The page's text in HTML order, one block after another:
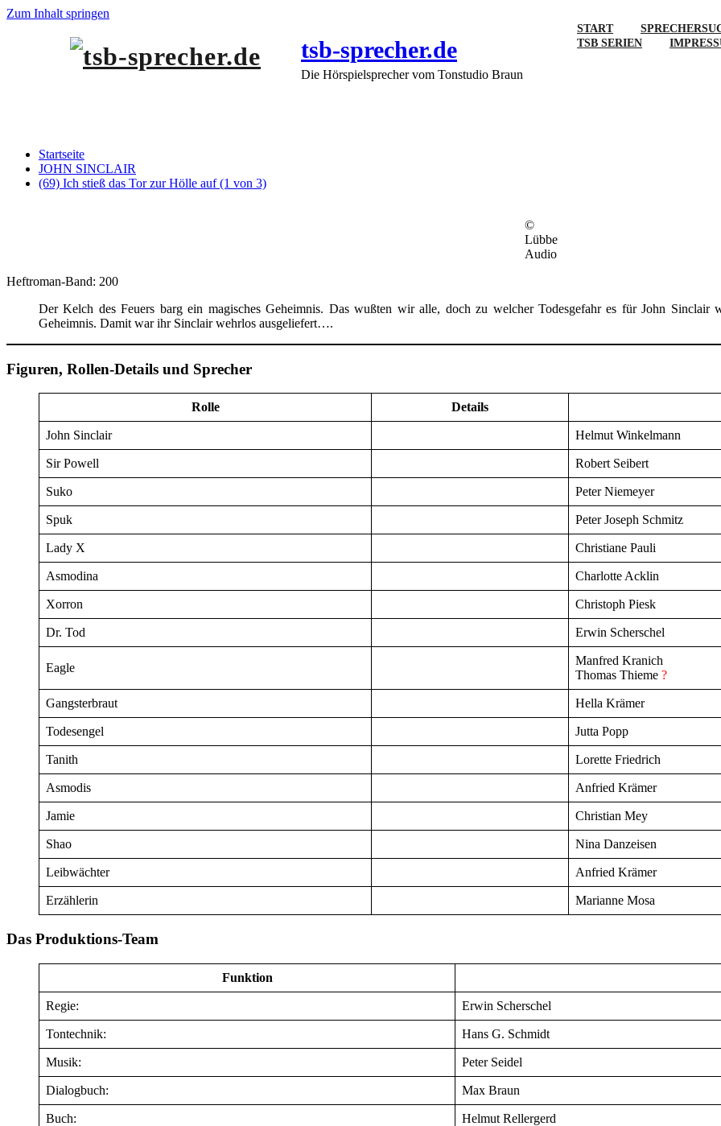
Zum Inhalt springen
tsb-sprecher.de
Die Hörspielsprecher vom Tonstudio Braun
START
TSB SERIEN
Startseite
JOHN SINCLAIR
(69) Ich stieß das Tor zur Hölle auf (1 von 3)
©
Lübbe
Audio
Heftroman-Band: 200
Der Kelch des Feuers barg ein magisches Geheimnis. Das wußten wir alle, doch zu welcher Todesgefahr es für John
Geheimnis. Damit war ihr Sinclair wehrlos ausgeliefert….
Figuren, Rollen-Details und Sprecher
Rolle Details
John Sinclair Helmut Winkelmann
Sir Powell Robert Seibert
Suko Peter Niemeyer
Spuk Peter Joseph Schmitz
Lady X Christiane Pauli
Asmodina Charlotte Acklin
Xorron Christoph Piesk
Dr. Tod Erwin Scherschel
Eagle
Manfred Kranich
Thomas Thieme ?
Gangsterbraut Hella Krämer
Todesengel Jutta Popp
Tanith Lorette Friedrich
Asmodis Anfried Krämer
Jamie Christian Mey
Shao Nina Danzeisen
Leibwächter Anfried Krämer
Erzählerin Marianne Mosa
Das Produktions-Team
Funktion
Regie: Erwin Scherschel
Tontechnik: Hans G. Schmidt
Musik: Peter Seidel
Dialogbuch: Max Braun
Buch: Helmut Rellergerd